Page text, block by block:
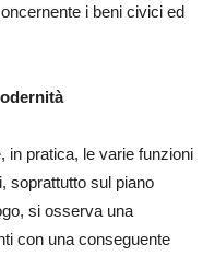
i beni civici ed
in pratica, le varie funzioni
soprattutto sul piano
si osserva una
con una conseguente